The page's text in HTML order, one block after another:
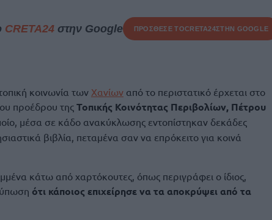
CRETA24στην Google ΠΡΟΣΘΕΣΕ ΤΟCRETA24ΣΤΗΝ GOOGLE
κοινωνία των Χανίων από το περιστατικό έρχεται στο
προέδρου τηςΤοπικής Κοινότητας Περιβολίων, Πέτρου
μέσα σε κάδο ανακύκλωσης εντοπίστηκαν δεκάδες
βιβλία, πεταμένα σαν να επρόκειτο για κοινά
κάτω από χαρτόκουτες, όπως περιγράφει ο ίδιος,
ότι κάποιος επιχείρησε να τα αποκρύψει από τα